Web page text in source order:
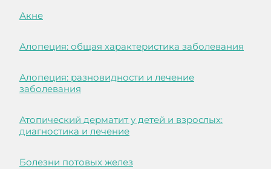
Акне
Алопеция: общая характеристика заболевания
Алопеция: разновидности и лечение
заболевания
Атопический дерматит у детей и взрослых:
диагностика и лечение
Болезни потовых желез